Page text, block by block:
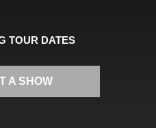
TOUR DATES
A SHOW